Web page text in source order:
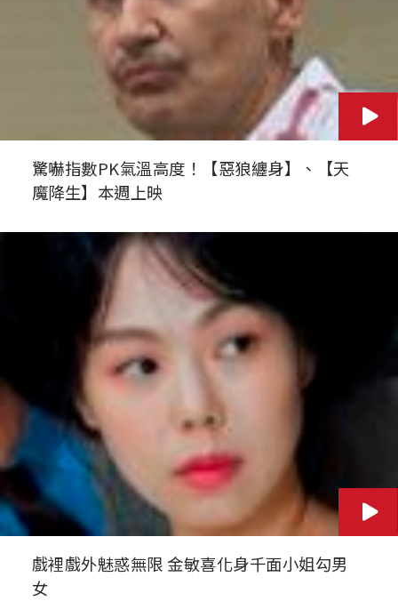
驚嚇指數PK氣溫高度！【惡狼纏身】、【天
魔降生】本週上映
戲裡戲外魅惑無限 金敏喜化身千面小姐勾男
女